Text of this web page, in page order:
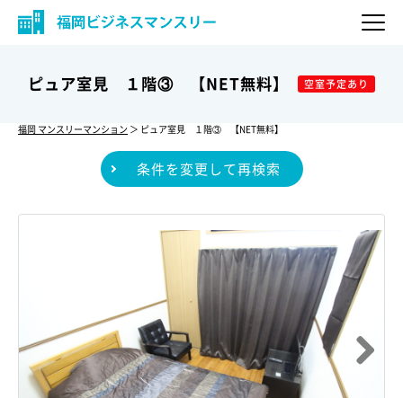
ピュア室見 １階③ 【NET無料】 空室予定あり
福岡 マンスリーマンション ＞ ピュア室見 １階③ 【NET無料】
条件を変更して再検索
Next